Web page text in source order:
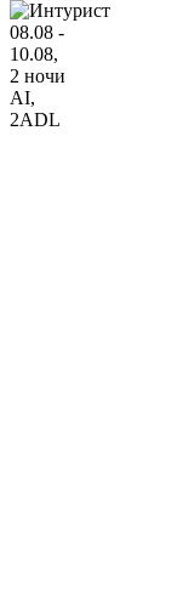
08.08 -
10.08,
2 ночи
AI,
2ADL